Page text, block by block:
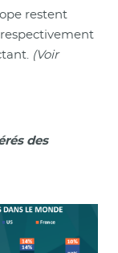
restent
(Voir
des